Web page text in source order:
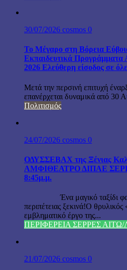
30/07/2026 cosmos 0
Το Μέγαρο στη Βόρεια
Εκπαιδευτικά Προγράμματα
2026 Ελεύθερη είσοδος σε
Μετά την περσινή επιτυχή
επανέρχεται δυναμικά από 30
Πολιτισμός
24/07/2026 cosmos 0
ΟΔΥΣΣΕΒΑΧ της Ξένιας
ΑΜΦΙΘΕΑΤΡΟ ΔΙΠΑΕ
8:45μ.μ.
Ένα μαγικό ταξίδι
περιπέτειας ξεκινά!Ο
εμβληματικό έργο της...
ΠΕΡΙΦΕΡΕΙΑ ΣΕΡΡΕΣ
21/07/2026 cosmos 0